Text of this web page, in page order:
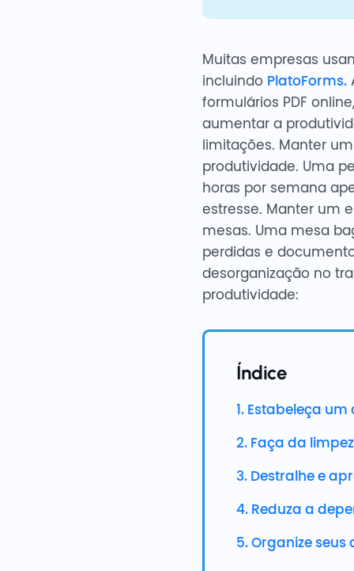
Muitas empresas
incluindo PlatoForms.
formulários PDF
aumentar a
limitações. Manter
produtividade. Uma
horas por semana
estresse. Manter um
mesas. Uma mesa
perdidas e
desorganização no
produtividade:
Índice
1. Estabeleça
2. Faça da
3. Destralhe e
4. Reduza a
5. Organize